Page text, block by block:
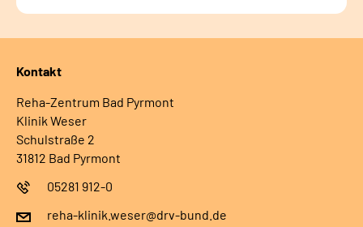
Kontakt
Reha-Zentrum Bad Pyrmont
Klinik Weser
Schulstraße 2
31812 Bad Pyrmont
05281 912-0
reha-klinik.weser@drv-bund.de